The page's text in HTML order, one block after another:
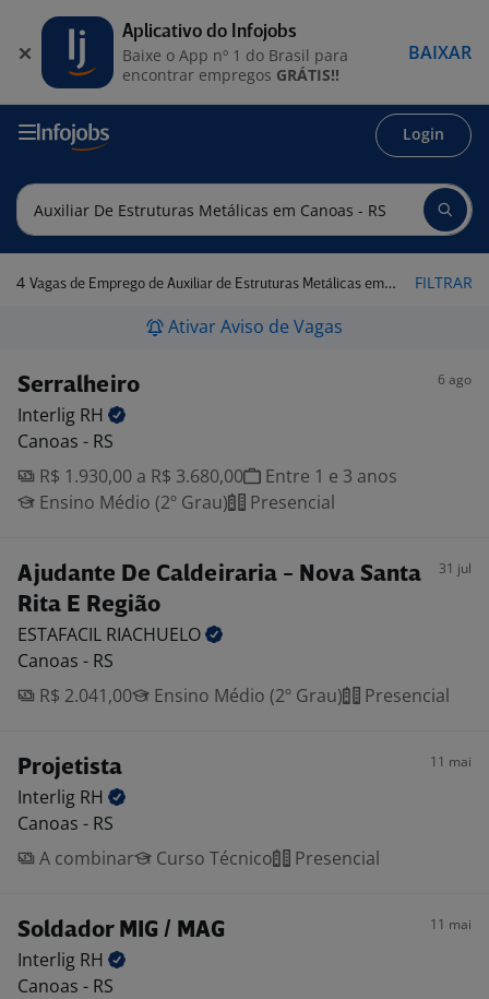
Login
4 Vagas de Emprego de Auxiliar de Estruturas Metálicas em Canoas - RS FILTRAR
Ativar Aviso de Vagas
Serralheiro 6 ago
Interlig RH
Canoas - RS
R$ 1.930,00 a R$ 3.680,00
Entre 1 e 3 anos
Ensino Médio (2º Grau)
Presencial
Ajudante De Caldeiraria - Nova Santa
Rita E Região
31 jul
ESTAFACIL RIACHUELO
Canoas - RS
R$ 2.041,00
Ensino Médio (2º Grau) Presencial
Projetista 11 mai
Interlig RH
Canoas - RS
A combinar
Curso Técnico Presencial
Soldador MIG / MAG 11 mai
Interlig RH
Canoas - RS
Aplicativo do Infojobs
Baixe o App nº 1 do Brasil para
encontrar empregos GRÁTIS!!
BAIXAR